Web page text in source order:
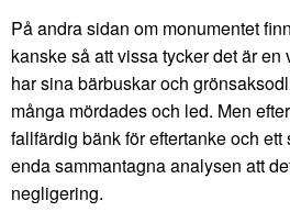
På andra sidan om monumentet
kanske så att vissa tycker det är en
har sina bärbuskar och
många mördades och led. Men
fallfärdig bänk för eftertanke och
enda sammantagna analysen att
negligering.